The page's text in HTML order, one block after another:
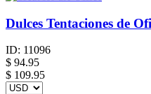
Dulces Tentaciones de
ID: 11096
$ 94.95
$ 109.95